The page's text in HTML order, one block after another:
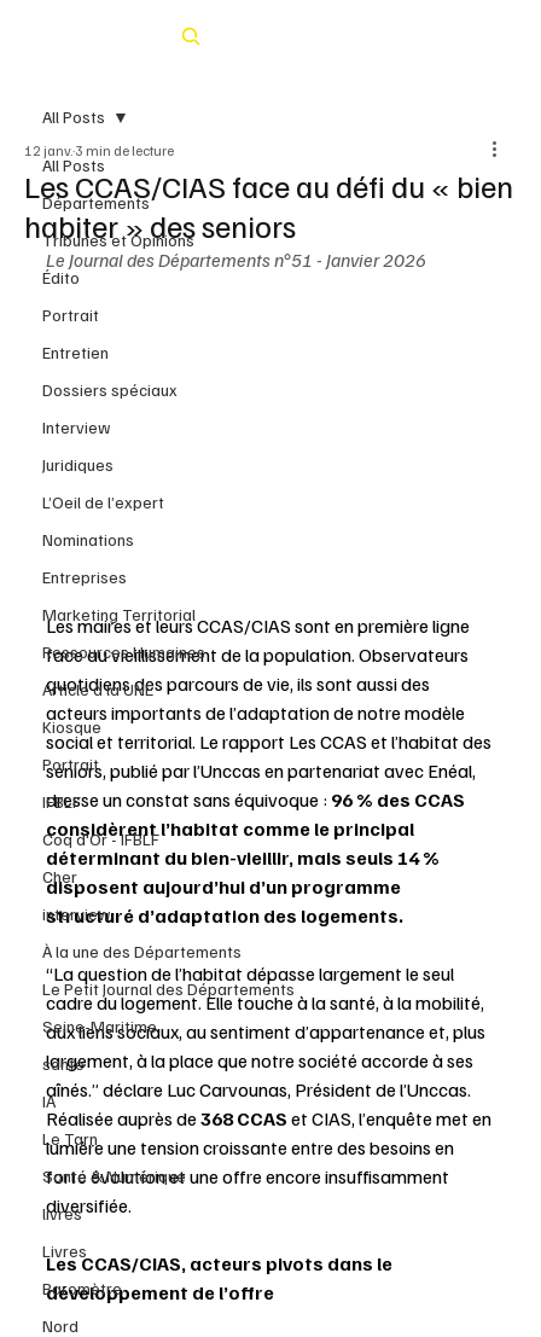
All Posts
Départements
Tribunes et Opinions
Édito
Portrait
Entretien
Dossiers spéciaux
Interview
Juridiques
L’Oeil de l’expert
Nominations
Entreprises
Marketing Territorial
Ressources Humaines
Article à la UNE
Kiosque
Portrait
IFBLF
Coq d'Or - IFBLF
Cher
interview
À la une des Départements
Le Petit Journal des Départements
Seine-Maritime
santé
IA
Le Tarn
Santé & Numérique
livres
Livres
Baromètre
Nord
All Posts
Les CCAS/CIAS face au défi du « bien
habiter » des seniors
12 janv. 3 min de lecture
Le Journal des Départements n°51 - Janvier 2026
Les maires et leurs CCAS/CIAS sont en première ligne
face au vieillissement de la population. Observateurs
quotidiens des parcours de vie, ils sont aussi des
acteurs importants de l’adaptation de notre modèle
social et territorial. Le rapport Les CCAS et l’habitat des
séniors, publié par l’Unccas en partenariat avec Enéal,
dresse un constat sans équivoque : 96 % des CCAS
considèrent l’habitat comme le principal
déterminant du bien-vieillir, mais seuls 14 %
disposent aujourd’hui d’un programme
structuré d’adaptation des logements.
“La question de l’habitat dépasse largement le seul
cadre du logement. Elle touche à la santé, à la mobilité,
aux liens sociaux, au sentiment d’appartenance et, plus
largement, à la place que notre société accorde à ses
aînés.” déclare Luc Carvounas, Président de l’Unccas.
Réalisée auprès de 368 CCAS et CIAS, l’enquête met en
lumière une tension croissante entre des besoins en
forte évolution et une offre encore insuffisamment
diversifiée.
Les CCAS/CIAS, acteurs pivots dans le
développement de l’offre